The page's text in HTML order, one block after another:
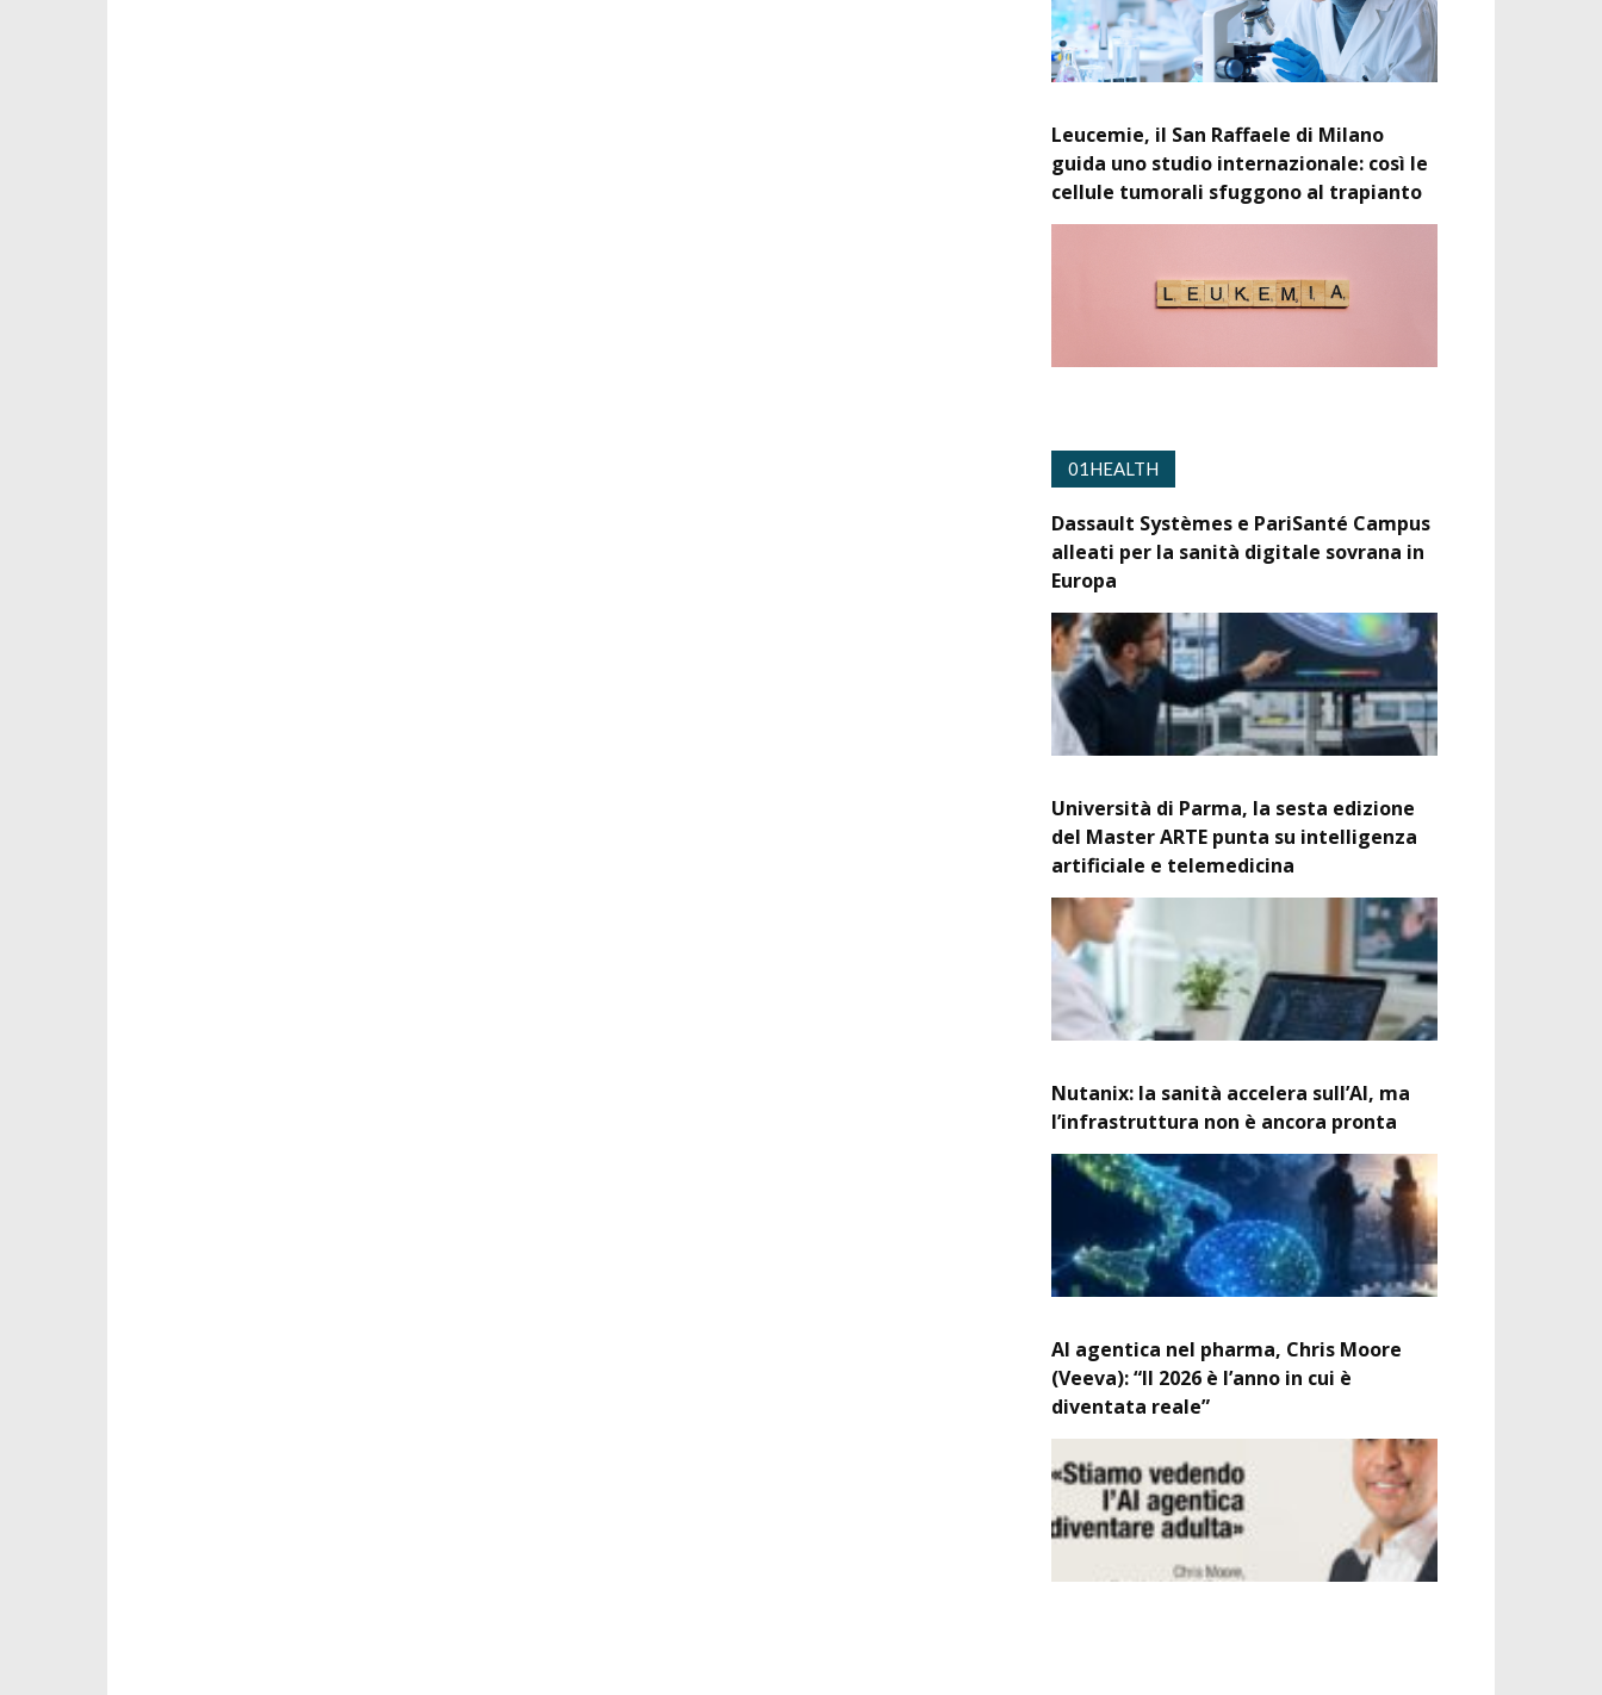
Leucemie, il San Raffaele di Milano
guida uno studio internazionale: così le
cellule tumorali sfuggono al trapianto
01HEALTH
Dassault Systèmes e PariSanté Campus
alleati per la sanità digitale sovrana in
Europa
Università di Parma, la sesta edizione
del Master ARTE punta su intelligenza
artificiale e telemedicina
Nutanix: la sanità accelera sull’AI, ma
l’infrastruttura non è ancora pronta
AI agentica nel pharma, Chris Moore
(Veeva): “Il 2026 è l’anno in cui è
diventata reale”